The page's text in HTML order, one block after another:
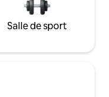
Salle de sport